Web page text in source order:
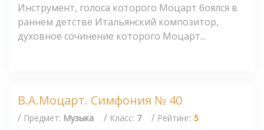
Инструмент, голоса которого Моцарт боялся в
раннем детстве Итальянский композитор,
духовное сочинение которого Моцарт...
В.А.Моцарт. Симфония № 40
/ Предмет: Музыка / Класс: 7 / Рейтинг: 5